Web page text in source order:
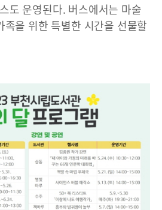
도 운영된다. 버스에서는 마술
족을 위한 특별한 시간을 선물할